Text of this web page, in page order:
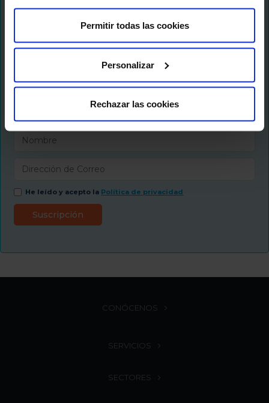
Permitir todas las cookies
Personalizar
Rechazar las cookies
¡No te pierdas nada!
sobre el futuro del trabajo, formas de hacer
crecer tu negocio, liderazgo digital y muchas
cosas más..
Newsletter
He leído y acepto la Política de privacidad
CONÓCENOS
SERVICIOS
SECTORES